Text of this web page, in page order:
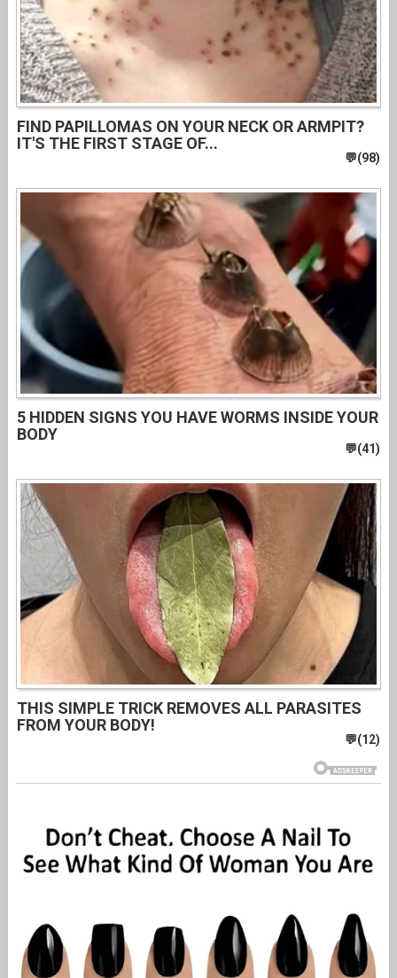
FIND PAPILLOMAS ON YOUR NECK OR ARMPIT?
IT'S THE FIRST STAGE OF...
5 HIDDEN SIGNS YOU HAVE WORMS INSIDE YOUR
BODY
THIS SIMPLE TRICK REMOVES ALL PARASITES
FROM YOUR BODY!